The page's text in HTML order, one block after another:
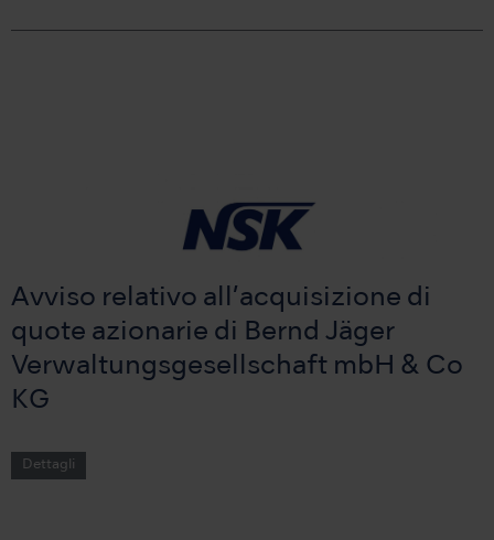
Avviso relativo all’acquisizione di
quote azionarie di Bernd Jäger
Verwaltungsgesellschaft mbH & Co
KG
Dettagli